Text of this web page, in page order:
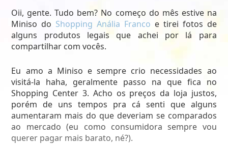
Oii, gente. Tudo bem? No começo do mês estive na
Miniso do Shopping Anália Franco e tirei fotos de
alguns produtos legais que achei por lá para
compartilhar com vocês.
Eu amo a Miniso e sempre crio necessidades ao
visitá-la haha, geralmente passo na que fica no
Shopping Center 3. Acho os preços da loja justos,
porém de uns tempos pra cá senti que alguns
aumentaram mais do que deveriam se comparados
ao mercado (eu como consumidora sempre vou
querer pagar mais barato, né?).